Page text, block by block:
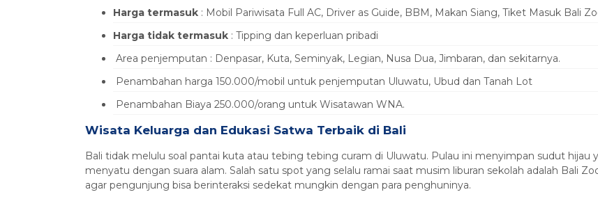
Harga termasuk : Mobil Pariwisata Full AC, Driver as Guide, BBM, Makan Siang, Tiket Masuk Bali
Harga tidak termasuk : Tipping dan keperluan pribadi
Area penjemputan : Denpasar, Kuta, Seminyak, Legian, Nusa Dua, Jimbaran, dan sekitarnya.
Penambahan harga 150.000/mobil untuk penjemputan Uluwatu, Ubud dan Tanah Lot
Penambahan Biaya 250.000/orang untuk Wisatawan WNA.
Wisata Keluarga dan Edukasi Satwa Terbaik di Bali
Bali tidak melulu soal pantai kuta atau tebing tebing curam di Uluwatu. Pulau ini menyimpan sudut hijau
menyatu dengan suara alam. Salah satu spot yang selalu ramai saat musim liburan sekolah adalah Bali
agar pengunjung bisa berinteraksi sedekat mungkin dengan para penghuninya.